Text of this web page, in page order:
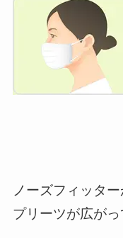
ノーズフィッタ
プリーツが広がっ